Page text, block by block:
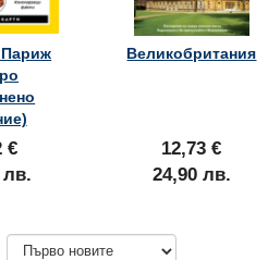
€
лв.
Великобритания
12,73 €
24,90 лв.